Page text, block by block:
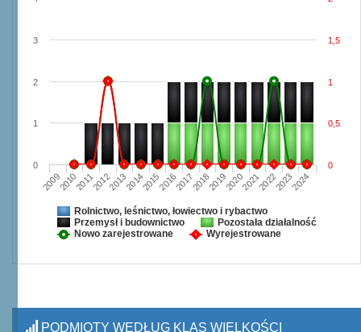
2009201020112012201320142015201620172018201920202021202220232024
0
1
2
3
0
0,5
1
1,5
Rolnictwo, leśnictwo, łowiectwo i rybactwo
Przemysł i budownictwo
Pozostała działalność
Nowo zarejestrowane
Wyrejestrowane
PODMIOTY WEDŁUG KLAS WIELKOŚCI